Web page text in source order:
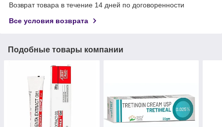
Возврат товара в течение 14 дней по договоренности
Все условия возврата
Подобные товары компании